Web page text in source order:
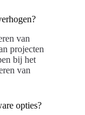
van
projecten
bij het
van
opties?